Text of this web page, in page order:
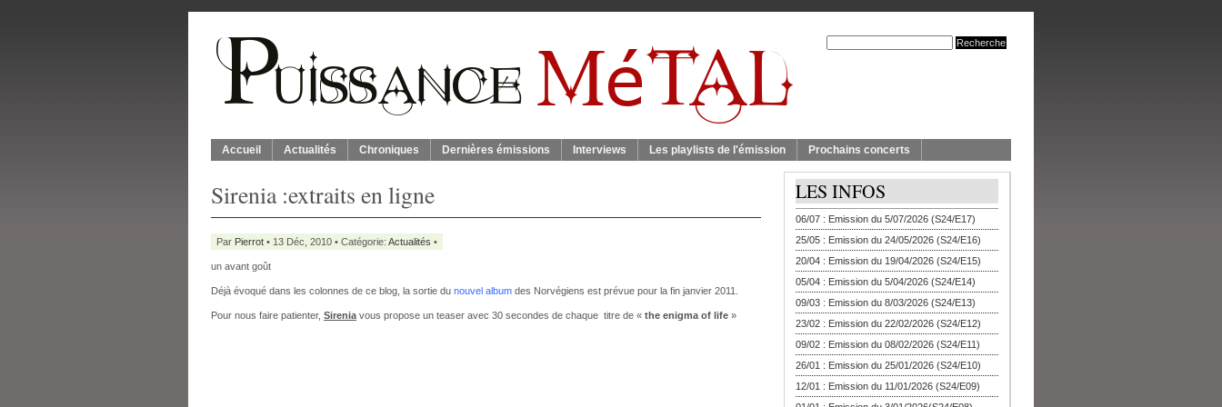
Accueil Actualités Chroniques Dernières émissions Interviews Les playlists de l'émission Prochains concerts
Sirenia :extraits en ligne
Par Pierrot • 13 Déc, 2010 • Catégorie: Actualités •
un avant goût
Déjà évoqué dans les colonnes de ce blog, la sortie du nouvel album des Norvégiens est prévue pour la fin janvier 2011.
Pour nous faire patienter, Sirenia vous propose un teaser avec 30 secondes de chaque titre de « the enigma of life »
LES INFOS
06/07 : Emission du 5/07/2026 (S24/E17)
25/05 : Emission du 24/05/2026 (S24/E16)
20/04 : Emission du 19/04/2026 (S24/E15)
05/04 : Emission du 5/04/2026 (S24/E14)
09/03 : Emission du 8/03/2026 (S24/E13)
23/02 : Emission du 22/02/2026 (S24/E12)
09/02 : Emission du 08/02/2026 (S24/E11)
26/01 : Emission du 25/01/2026 (S24/E10)
12/01 : Emission du 11/01/2026 (S24/E09)